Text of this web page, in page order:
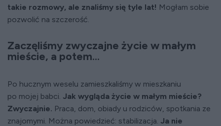
takie rozmowy, ale znaliśmy się tyle lat! Mogłam sobie
pozwolić na szczerość.
Zaczęliśmy zwyczajne życie w małym
mieście, a potem...
Po hucznym weselu zamieszkaliśmy w mieszkaniu
po mojej babci. Jak wygląda życie w małym mieście?
Zwyczajnie. Praca, dom, obiady u rodziców, spotkania ze
znajomymi. Można powiedzieć: stabilizacja. Ja nie